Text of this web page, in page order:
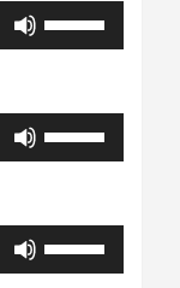
pour
augmenter
ou
volume.
pour
augmenter
ou